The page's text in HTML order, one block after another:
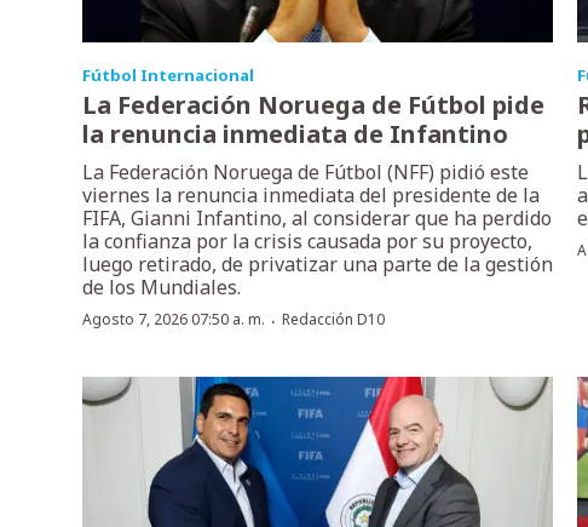
Fútbol Internacional
La Federación Noruega de Fútbol pide
la renuncia inmediata de Infantino
La Federación Noruega de Fútbol (NFF) pidió este
viernes la renuncia inmediata del presidente de la
FIFA, Gianni Infantino, al considerar que ha perdido
la confianza por la crisis causada por su proyecto,
luego retirado, de privatizar una parte de la gestión
de los Mundiales.
Agosto 7, 2026 07:50 a. m. · Redacción D10